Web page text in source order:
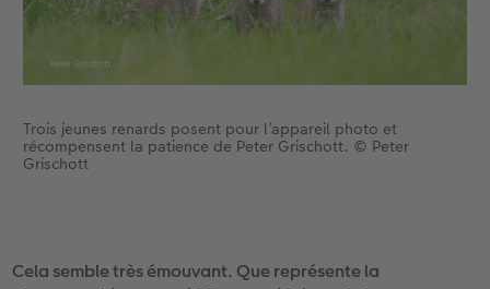
Trois jeunes renards posent pour l’appareil photo et
récompensent la patience de Peter Grischott. © Peter
Grischott
Cela semble très émouvant. Que représente la